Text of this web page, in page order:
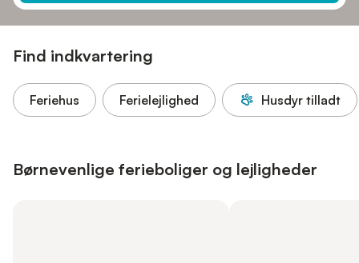
Find indkvartering
Feriehus Ferielejlighed Husdyr tilladt
Børnevenlige ferieboliger og lejligheder